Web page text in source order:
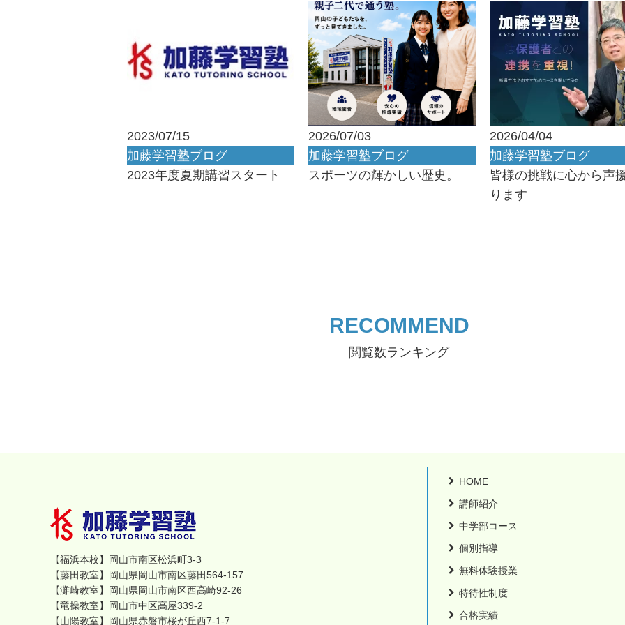
2023/07/15
加藤学習塾ブログ
2023年度夏期講習スタート
2026/07/03
加藤学習塾ブログ
スポーツの輝かしい歴史。
2026/04/04
加藤学習塾ブログ
皆様の挑戦に心から声
ります
RECOMMEND
閲覧数ランキング
【福浜本校】岡山市南区松浜町3-3
【藤田教室】岡山県岡山市南区藤田564-157
【灘崎教室】岡山県岡山市南区西高崎92-26
【竜操教室】岡山市中区高屋339-2
【山陽教室】岡山県赤磐市桜が丘西7-1-7
HOME
講師紹介
中学部コース
個別指導
無料体験授業
特待性制度
合格実績